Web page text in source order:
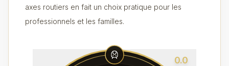
axes routiers en fait un choix pratique pour les
professionnels et les familles.
0.0